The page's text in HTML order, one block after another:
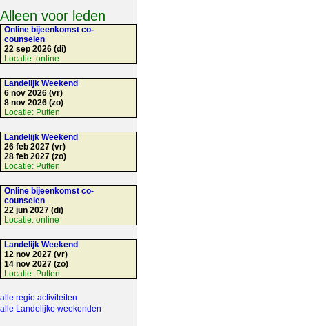
Alleen voor leden
Online bijeenkomst co-
counselen
22 sep 2026 (di)
Locatie: online
Landelijk Weekend
6 nov 2026 (vr)
8 nov 2026 (zo)
Locatie: Putten
Landelijk Weekend
26 feb 2027 (vr)
28 feb 2027 (zo)
Locatie: Putten
Online bijeenkomst co-
counselen
22 jun 2027 (di)
Locatie: online
Landelijk Weekend
12 nov 2027 (vr)
14 nov 2027 (zo)
Locatie: Putten
alle regio activiteiten
alle Landelijke weekenden